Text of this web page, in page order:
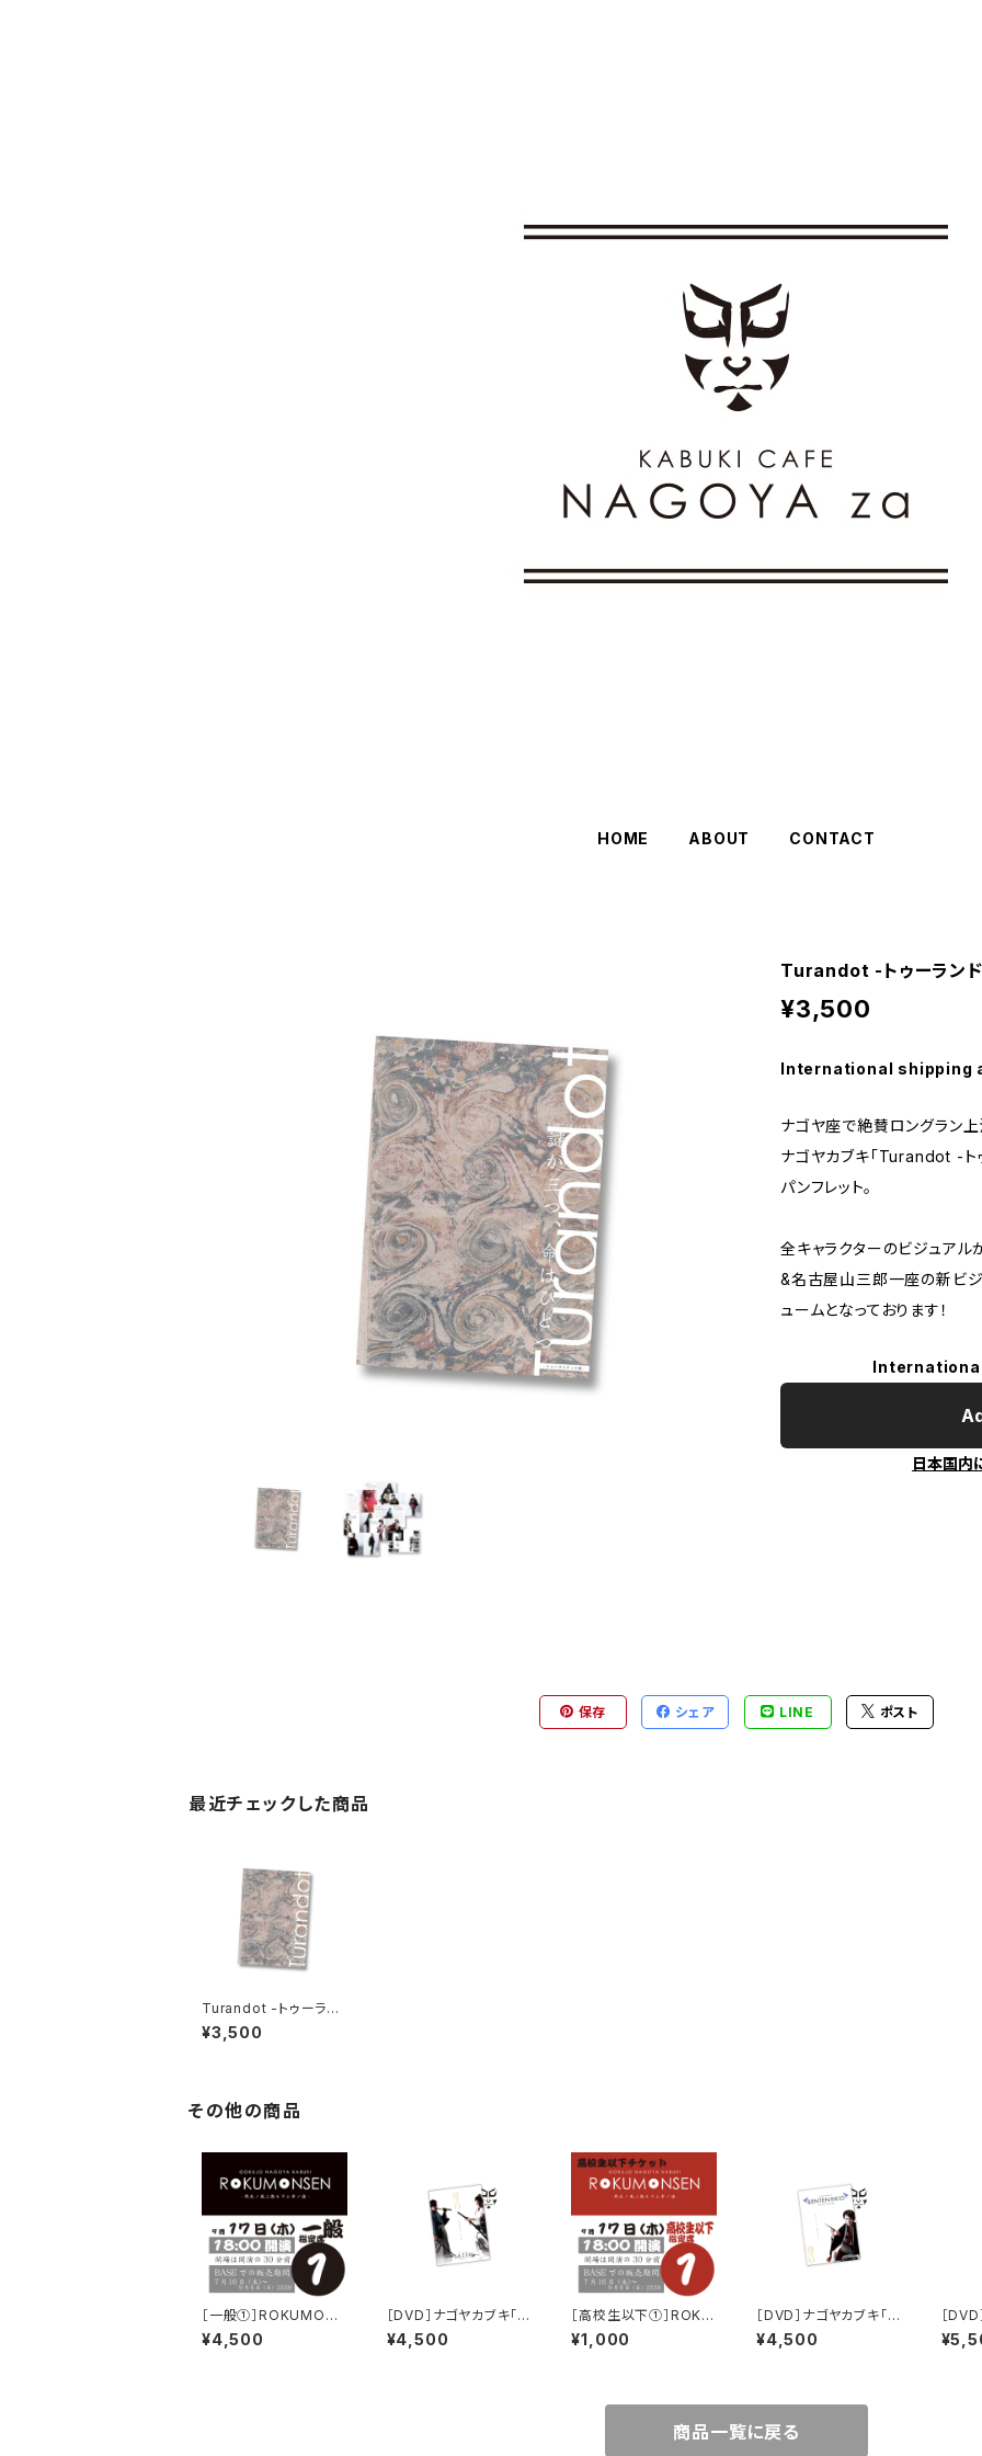
HOME ABOUT CONTACT
Turandot -トゥーランド
¥3,500
International shipping
ナゴヤ座で絶賛ロングラン上
ナゴヤカブキ「Turandot -ト
パンフレット。
全キャラクターのビジュアル
&名古屋山三郎一座の新ビ
ュームとなっております！
日本国内
保存 シェア LINE ポスト
最近チェックした商品
Turandot -トゥーラン
ドット姫- ビジュアルパ
ンフレット
¥3,500
その他の商品
［一般①］ROKUMONS
EN［木夜］
¥4,500
［DVD］ナゴヤカブキ「S
AZEN -魔剣の章-」
¥4,500
［高校生以下①］ROKU
MONSEN［木夜］
¥1,000
［DVD］ナゴヤカブキ「B
ENTEN the KID -御存
知弁天小僧白波事始-」
¥4,500
［
キ4「
商品一覧に戻る